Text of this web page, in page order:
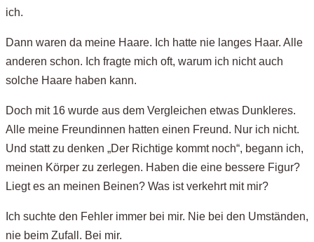
ich.
Dann waren da meine Haare. Ich hatte nie langes Haar. Alle
anderen schon. Ich fragte mich oft, warum ich nicht auch
solche Haare haben kann.
Doch mit 16 wurde aus dem Vergleichen etwas Dunkleres.
Alle meine Freundinnen hatten einen Freund. Nur ich nicht.
Und statt zu denken „Der Richtige kommt noch“, begann ich,
meinen Körper zu zerlegen. Haben die eine bessere Figur?
Liegt es an meinen Beinen? Was ist verkehrt mit mir?
Ich suchte den Fehler immer bei mir. Nie bei den Umständen,
nie beim Zufall. Bei mir.